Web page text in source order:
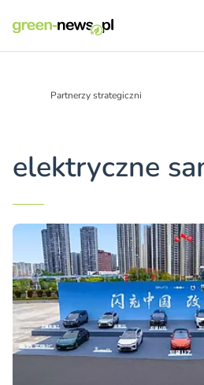
Partnerzy strategiczni
elektryczne